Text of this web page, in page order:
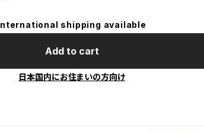
International shipping available
Add to cart
日本国内にお住まいの方向け